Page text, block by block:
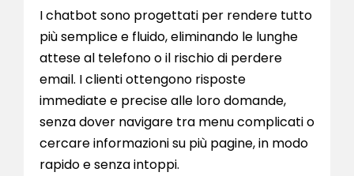
I chatbot sono progettati per rendere tutto
più semplice e fluido, eliminando le lunghe
attese al telefono o il rischio di perdere
email. I clienti ottengono risposte
immediate e precise alle loro domande,
senza dover navigare tra menu complicati o
cercare informazioni su più pagine, in modo
rapido e senza intoppi.